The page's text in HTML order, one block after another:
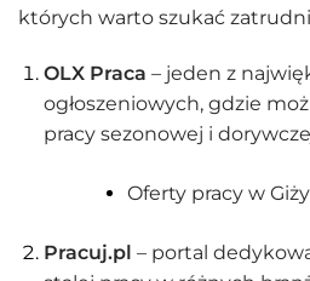
których warto szukać
OLX Praca – jeden z
ogłoszeniowych, gdzie
pracy sezonowej i
Oferty pracy w
Pracuj.pl – portal